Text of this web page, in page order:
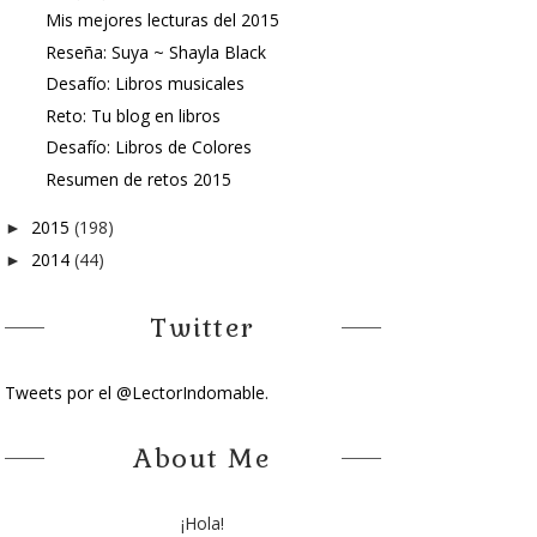
Mis mejores lecturas del 2015
Reseña: Suya ~ Shayla Black
Desafío: Libros musicales
Reto: Tu blog en libros
Desafío: Libros de Colores
Resumen de retos 2015
► 2015 (198)
► 2014 (44)
Twitter
Tweets por el @LectorIndomable.
About Me
¡Hola!